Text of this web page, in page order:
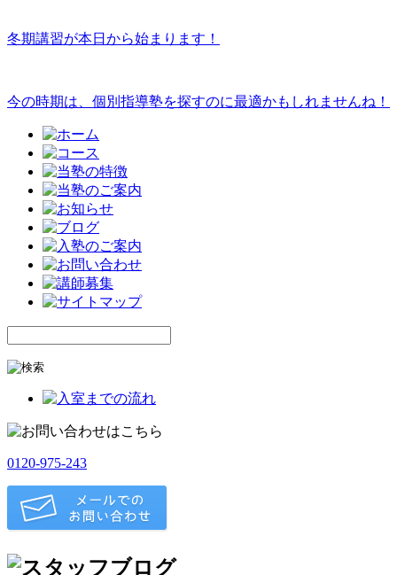
冬期講習が本日から始まります！
今の時期は、個別指導塾を探すのに最適かもしれませんね！
0120-975-243